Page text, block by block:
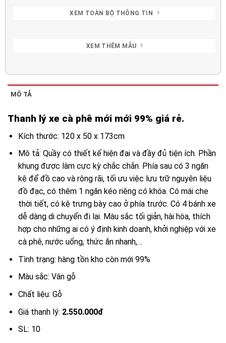
XEM TOÀN BỘ THÔNG TIN
XEM THÊM MẪU
MÔ TẢ
Thanh lý xe cà phê mới mới 99% giá rẻ.
Kích thước: 120 x 50 x 173cm
Mô tả: Quầy có thiết kế hiện đại và đầy đủ tiện ích. Phần
khung được làm cực kỳ chắc chắn. Phía sau có 3 ngăn
kệ để đồ cao và rộng rãi, tối ưu việc lưu trữ nguyên liệu
đồ đạc, có thêm 1 ngăn kéo riêng có khóa. Có mái che
thời tiết, có kệ trưng bày cao ở phía trước. Có 4 bánh xe
dễ dàng di chuyển đi lại. Màu sắc tối giản, hài hòa, thích
hợp cho những ai có ý định kinh doanh, khởi nghiệp với xe
cà phê, nước uống, thức ăn nhanh,…
Tình trạng: hàng tồn kho còn mới 99%
Màu sắc: Vân gỗ
Chất liệu: Gỗ
Giá thanh lý: 2.550.000đ
SL: 10